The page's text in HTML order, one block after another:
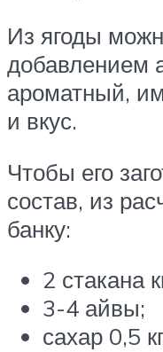
Из ягоды
добавлением
ароматный,
и вкус.
Чтобы его
состав, из
банку:
2 стакана
3-4 айвы;
сахар 0,5